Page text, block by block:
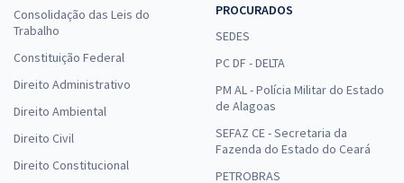
Consolidação das Leis do
Trabalho
Constituição Federal
Direito Administrativo
Direito Ambiental
Direito Civil
Direito Constitucional
PROCURADOS
SEDES
PC DF - DELTA
PM AL - Polícia Militar do Estado
de Alagoas
SEFAZ CE - Secretaria da
Fazenda do Estado do Ceará
PETROBRAS